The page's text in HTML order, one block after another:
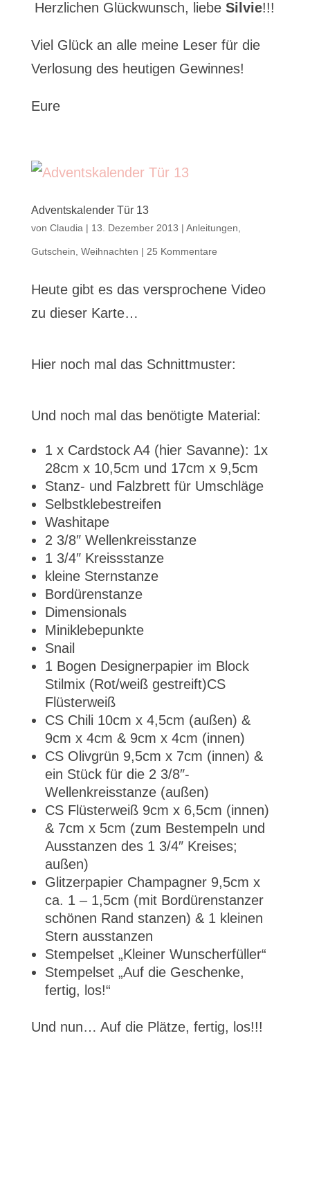
Herzlichen Glückwunsch, liebeSilvie!!!
Viel Glück an alle meine Leser für die
Verlosung des heutigen Gewinnes!
Eure
Adventskalender Tür 13
von Claudia | 13. Dezember 2013 | Anleitungen
Gutschein Weihnachten | 25 Kommentare
Heute gibt es das versprochene Video
zu dieser Karte…
Hier noch mal das Schnittmuster:
Und noch mal das benötigte Material:
1 x Cardstock A4 (hier Savanne): 1x
28cm x 10,5cm und 17cm x 9,5cm
Stanz- und Falzbrett für Umschläge
Selbstklebestreifen
Washitape
2 3/8″ Wellenkreisstanze
1 3/4″ Kreissstanze
kleine Sternstanze
Bordürenstanze
Dimensionals
Miniklebepunkte
Snail
1 Bogen Designerpapier im Block
Stilmix (Rot/weiß gestreift)CS
Flüsterweiß
CS Chili 10cm x 4,5cm (außen) &
9cm x 4cm & 9cm x 4cm (innen)
CS Olivgrün 9,5cm x 7cm (innen) &
ein Stück für die 2 3/8″-
Wellenkreisstanze (außen)
CS Flüsterweiß 9cm x 6,5cm (innen)
& 7cm x 5cm (zum Bestempeln und
Ausstanzen des 1 3/4″ Kreises;
außen)
Glitzerpapier Champagner 9,5cm x
ca. 1 – 1,5cm (mit Bordürenstanzer
schönen Rand stanzen) & 1 kleinen
Stern ausstanzen
Stempelset „Kleiner Wunscherfüller“
Stempelset „Auf die Geschenke,
fertig, los!“
Und nun… Auf die Plätze, fertig, los!!!